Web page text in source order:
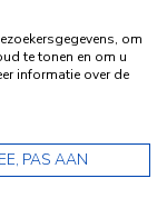
te verbeteren.
informatie »
om
te tonen en om u
informatie over de
PAS AAN